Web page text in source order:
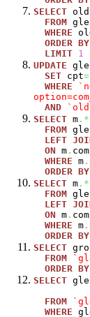
SELECT
FROM
WHERE
ORDER BY
LIMIT 1
UPDATE
SET cpt=
WHERE
AND
SELECT m
FROM
LEFT
ON m .
WHERE m .
ORDER BY
SELECT m
FROM
LEFT
ON m .
WHERE m .
ORDER BY
SELECT
FROM
ORDER BY
SELECT
FROM
WHERE